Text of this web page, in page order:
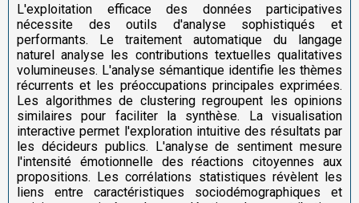
L'exploitation efficace des données participatives
nécessite des outils d'analyse sophistiqués et
performants. Le traitement automatique du langage
naturel analyse les contributions textuelles qualitatives
volumineuses. L'analyse sémantique identifie les thèmes
récurrents et les préoccupations principales exprimées.
Les algorithmes de clustering regroupent les opinions
similaires pour faciliter la synthèse. La visualisation
interactive permet l'exploration intuitive des résultats par
les décideurs publics. L'analyse de sentiment mesure
l'intensité émotionnelle des réactions citoyennes aux
propositions. Les corrélations statistiques révèlent les
liens entre caractéristiques sociodémographiques et